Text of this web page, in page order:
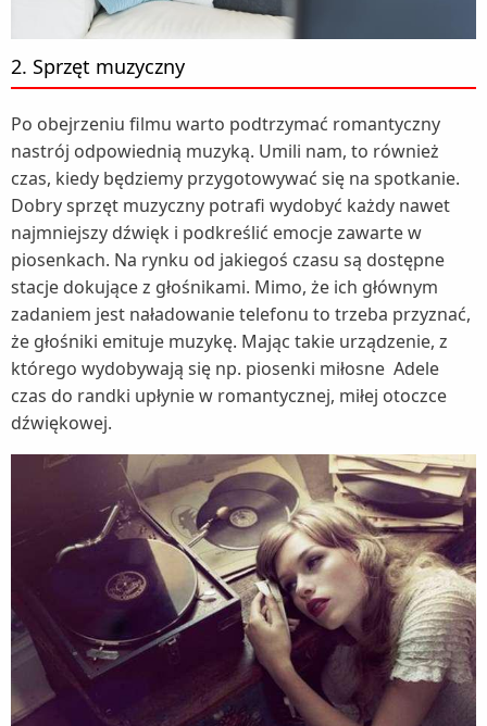
2. Sprzęt muzyczny
Po obejrzeniu filmu warto podtrzymać romantyczny
nastrój odpowiednią muzyką. Umili nam, to również
czas, kiedy będziemy przygotowywać się na spotkanie.
Dobry sprzęt muzyczny potrafi wydobyć każdy nawet
najmniejszy dźwięk i podkreślić emocje zawarte w
piosenkach. Na rynku od jakiegoś czasu są dostępne
stacje dokujące z głośnikami. Mimo, że ich głównym
zadaniem jest naładowanie telefonu to trzeba przyznać,
że głośniki emituje muzykę. Mając takie urządzenie, z
którego wydobywają się np. piosenki miłosne Adele
czas do randki upłynie w romantycznej, miłej otoczce
dźwiękowej.